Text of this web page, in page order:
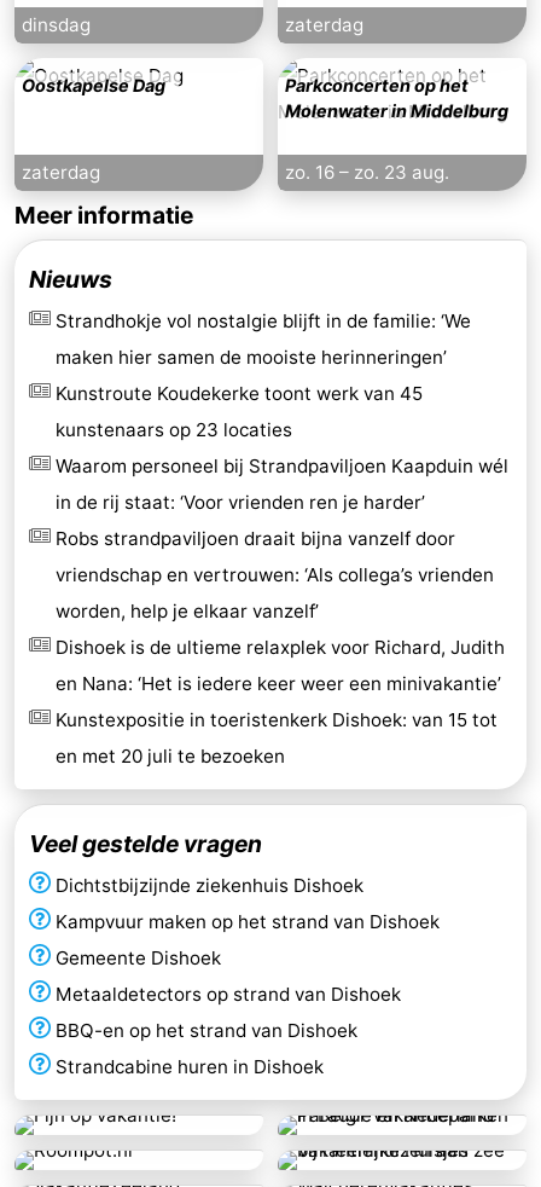
dinsdag zaterdag
Oostkapelse Dag
zaterdag
Parkconcerten op het
Molenwater in Middelburg
zo. 16 – zo. 23 aug.
Meer informatie
Nieuws
Strandhokje vol nostalgie blijft in de familie: ‘We
maken hier samen de mooiste herinneringen’
Kunstroute Koudekerke toont werk van 45
kunstenaars op 23 locaties
Waarom personeel bij Strandpaviljoen Kaapduin wél
in de rij staat: ‘Voor vrienden ren je harder’
Robs strandpaviljoen draait bijna vanzelf door
vriendschap en vertrouwen: ‘Als collega’s vrienden
worden, help je elkaar vanzelf’
Dishoek is de ultieme relaxplek voor Richard, Judith
en Nana: ‘Het is iedere keer weer een minivakantie’
Kunstexpositie in toeristenkerk Dishoek: van 15 tot
en met 20 juli te bezoeken
Veel gestelde vragen
Dichtstbijzijnde ziekenhuis Dishoek
Kampvuur maken op het strand van Dishoek
Gemeente Dishoek
Metaaldetectors op strand van Dishoek
BBQ-en op het strand van Dishoek
Strandcabine huren in Dishoek